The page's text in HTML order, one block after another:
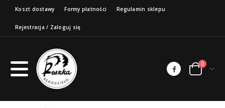
Koszt dostawy Formy płatności Regulamin sklepu
Rejestracja / Zaloguj się
0